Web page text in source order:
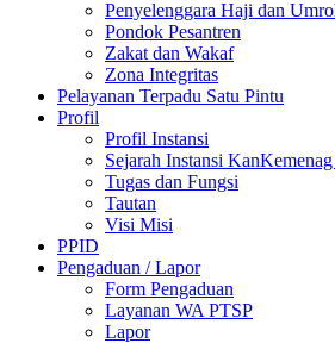
Penyelenggara Haji dan
Pondok Pesantren
Zakat dan Wakaf
Zona Integritas
Pelayanan Terpadu Satu Pintu
Profil
Profil Instansi
Sejarah Instansi
Tugas dan Fungsi
Tautan
Visi Misi
PPID
Pengaduan / Lapor
Form Pengaduan
Layanan WA PTSP
Lapor